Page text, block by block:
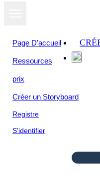
Page D'accueil
Ressources
prix
Créer un Storyboard
Registre
S'identifier